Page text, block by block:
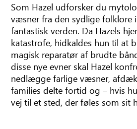
Som Hazel udforsker du
væsner fra den sydlige folklore
fantastisk verden. Da Hazels
katastrofe, hidkaldes hun til at
magisk reparatør af brudte
disse nye evner skal Hazel
nedlægge farlige væsner,
families delte fortid og – hvis
vej til et sted, der føles som sit